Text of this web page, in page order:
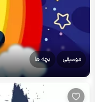
موسیقی بچه ها